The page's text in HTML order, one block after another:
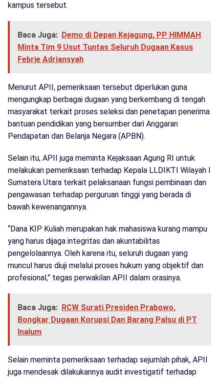
kampus tersebut.
Baca Juga: Demo di Depan Kejagung, PP HIMMAH
Minta Tim 9 Usut Tuntas Seluruh Dugaan Kasus
Febrie Adriansyah
Menurut APII, pemeriksaan tersebut diperlukan guna
mengungkap berbagai dugaan yang berkembang di tengah
masyarakat terkait proses seleksi dan penetapan penerima
bantuan pendidikan yang bersumber dari Anggaran
Pendapatan dan Belanja Negara (APBN).
Selain itu, APII juga meminta Kejaksaan Agung RI untuk
melakukan pemeriksaan terhadap Kepala LLDIKTI Wilayah I
Sumatera Utara terkait pelaksanaan fungsi pembinaan dan
pengawasan terhadap perguruan tinggi yang berada di
bawah kewenangannya.
“Dana KIP Kuliah merupakan hak mahasiswa kurang mampu
yang harus dijaga integritas dan akuntabilitas
pengelolaannya. Oleh karena itu, seluruh dugaan yang
muncul harus diuji melalui proses hukum yang objektif dan
profesional,” tegas perwakilan APII dalam orasinya.
Baca Juga: RCW Surati Presiden Prabowo,
Bongkar Dugaan Korupsi Dan Barang Palsu di PT
Inalum
Selain meminta pemeriksaan terhadap sejumlah pihak, APII
juga mendesak dilakukannya audit investigatif terhadap